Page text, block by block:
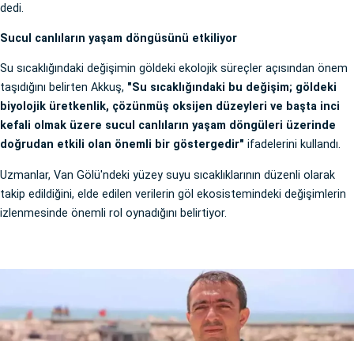
dedi.
Sucul canlıların yaşam döngüsünü etkiliyor
Su sıcaklığındaki değişimin göldeki ekolojik süreçler açısından önem
taşıdığını belirten Akkuş, "Su sıcaklığındaki bu değişim; göldeki
biyolojik üretkenlik, çözünmüş oksijen düzeyleri ve başta inci
kefali olmak üzere sucul canlıların yaşam döngüleri üzerinde
doğrudan etkili olan önemli bir göstergedir" ifadelerini kullandı.
Uzmanlar, Van Gölü'ndeki yüzey suyu sıcaklıklarının düzenli olarak
takip edildiğini, elde edilen verilerin göl ekosistemindeki değişimlerin
izlenmesinde önemli rol oynadığını belirtiyor.